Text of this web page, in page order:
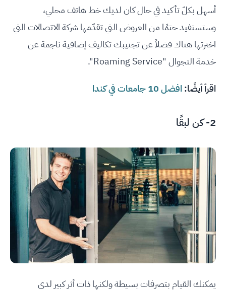
أسهل بكلّ تأكيد في حال كان لديك خط هاتف محلي،
وستستفيد حتمًا من العروض التي تقدّمها شركة الاتصالات التي
اخترتها هناك فضلاً عن تجنيبك تكاليف إضافية ناجمة عن
خدمة التجوال "Roaming Service".
اقرأ أيضًا: افضل 10 جامعات في كندا
2- كن لبقًا
يمكنك القيام بتصرفات بسيطة ولكنها ذات أثر كبير لدى